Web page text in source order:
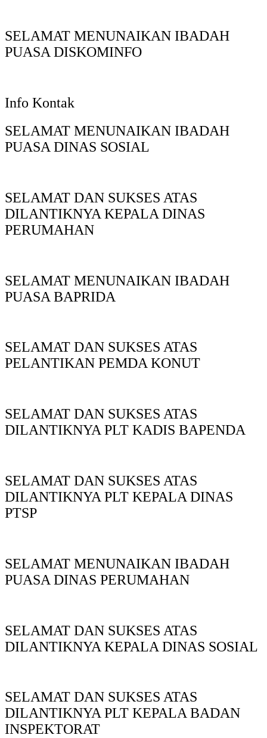
SELAMAT MENUNAIKAN IBADAH
PUASA DISKOMINFO
Info Kontak
SELAMAT MENUNAIKAN IBADAH
PUASA DINAS SOSIAL
SELAMAT DAN SUKSES ATAS
DILANTIKNYA KEPALA DINAS
PERUMAHAN
SELAMAT MENUNAIKAN IBADAH
PUASA BAPRIDA
SELAMAT DAN SUKSES ATAS
PELANTIKAN PEMDA KONUT
SELAMAT DAN SUKSES ATAS
DILANTIKNYA PLT KADIS BAPENDA
SELAMAT DAN SUKSES ATAS
DILANTIKNYA PLT KEPALA DINAS
PTSP
SELAMAT MENUNAIKAN IBADAH
PUASA DINAS PERUMAHAN
SELAMAT DAN SUKSES ATAS
DILANTIKNYA KEPALA DINAS SOSIAL
SELAMAT DAN SUKSES ATAS
DILANTIKNYA PLT KEPALA BADAN
INSPEKTORAT